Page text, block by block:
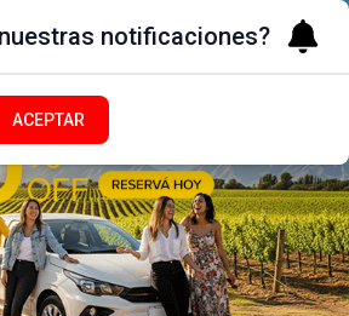
notificaciones?
ACEPTAR